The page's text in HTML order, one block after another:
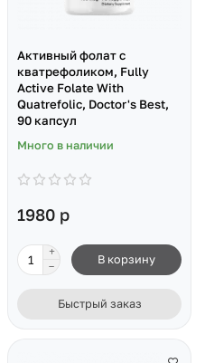
Активный фолат с
кватрефоликом, Fully
Active Folate With
Quatrefolic, Doctor's Best,
90 капсул
Много в наличии
1980 р
В корзину
Быстрый заказ